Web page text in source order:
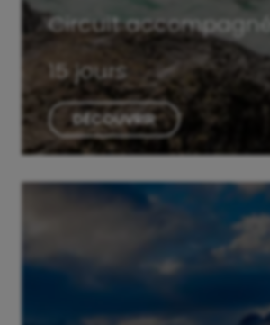
Circuit accompagné
15 jours
DÉCOUVRIR